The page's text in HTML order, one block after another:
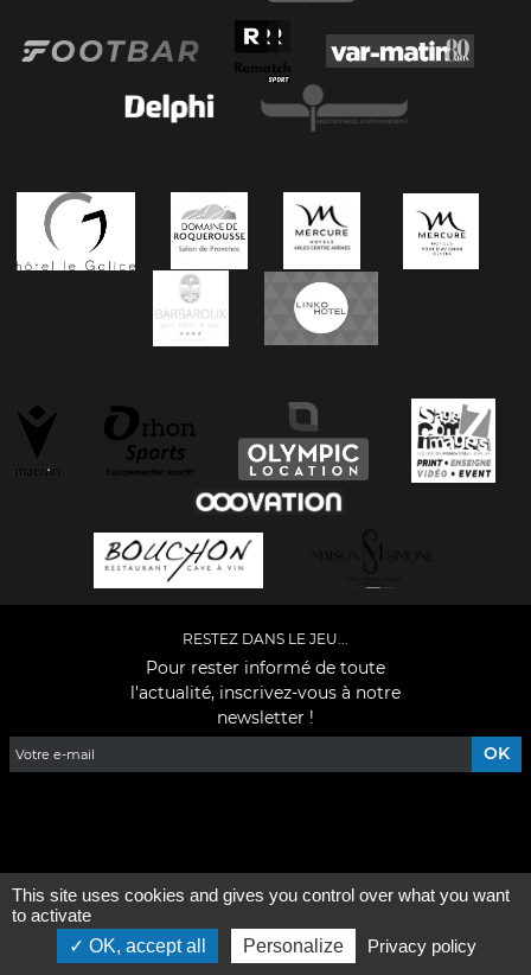
RESTEZ DANS LE JEU...
Pour rester informé de toute
l'actualité, inscrivez-vous à notre
newsletter !
©2026 - Tous droits réservés - Conception :epartenaire
This site uses cookies and gives you control over what you want
to activate
OK, accept all
Personalize Privacy policy